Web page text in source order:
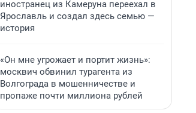
иностранец из Камеруна переехал в
Ярославль и создал здесь семью —
история
«Он мне угрожает и портит жизнь»:
москвич обвинил турагента из
Волгограда в мошенничестве и
пропаже почти миллиона рублей